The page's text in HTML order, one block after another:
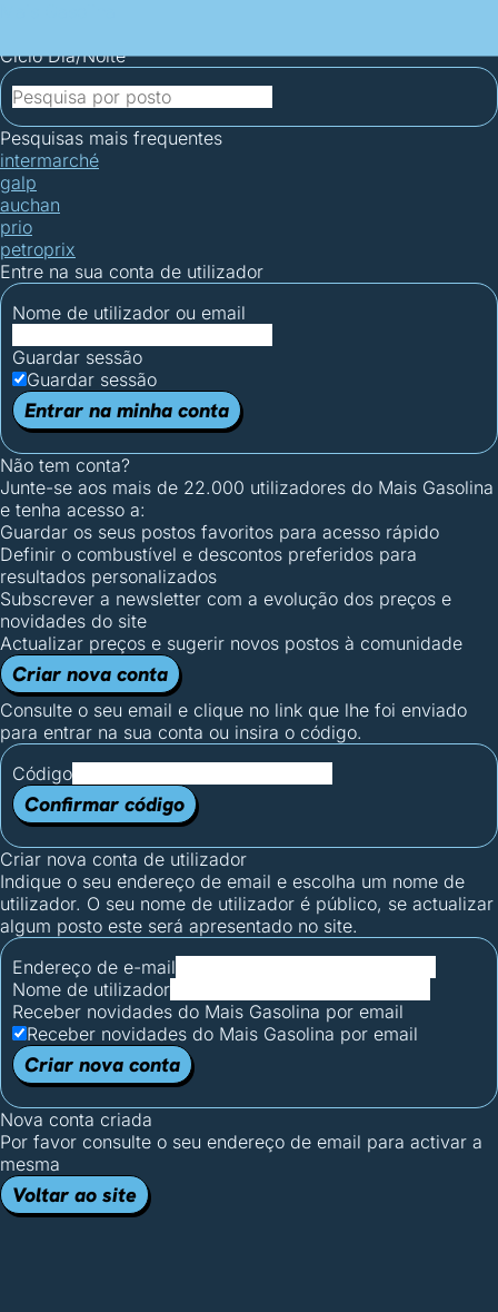
Ciclo Dia/Noite
Pesquisas mais frequentes
intermarché
galp
auchan
prio
petroprix
Entre na sua conta de utilizador
Nome de utilizador ou email
Guardar sessão
Guardar sessão
Entrar na minha conta
Não tem conta?
Junte-se aos mais de 22.000 utilizadores do Mais Gasolina
e tenha acesso a:
Guardar os seus postos favoritos para acesso rápido
Definir o combustível e descontos preferidos para
resultados personalizados
Subscrever a newsletter com a evolução dos preços e
novidades do site
Actualizar preços e sugerir novos postos à comunidade
Criar nova conta
Consulte o seu email e clique no link que lhe foi enviado
para entrar na sua conta ou insira o código.
Código
Confirmar código
Criar nova conta de utilizador
Indique o seu endereço de email e escolha um nome de
utilizador. O seu nome de utilizador é público, se actualizar
algum posto este será apresentado no site.
Endereço de e-mail
Nome de utilizador
Receber novidades do Mais Gasolina por email
Receber novidades do Mais Gasolina por email
Criar nova conta
Nova conta criada
Por favor consulte o seu endereço de email para activar a
mesma
Voltar ao site